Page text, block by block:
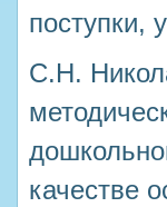
поступки,
С.Н.
качестве